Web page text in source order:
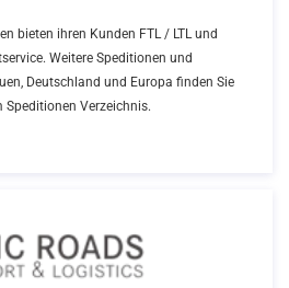
bieten ihren Kunden FTL / LTL und
Weitere Speditionen und
Deutschland und Europa finden Sie
Speditionen Verzeichnis.